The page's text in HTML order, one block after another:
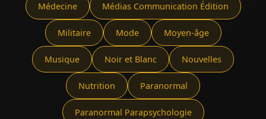
Médecine Médias Communication Édition
Militaire Mode Moyen-âge
Musique Noir et Blanc Nouvelles
Nutrition Paranormal
Paranormal Parapsychologie